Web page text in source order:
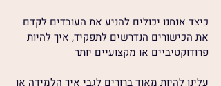
כיצד אנחנו יכולים להניע את העובדים לקדם
את הכישורים הנדרשים לתפקיד, איך להיות
פרודוקטיביים או מקצועיים יותר
עלינו להיות מאוד ברורים לגבי איך הלמידה או